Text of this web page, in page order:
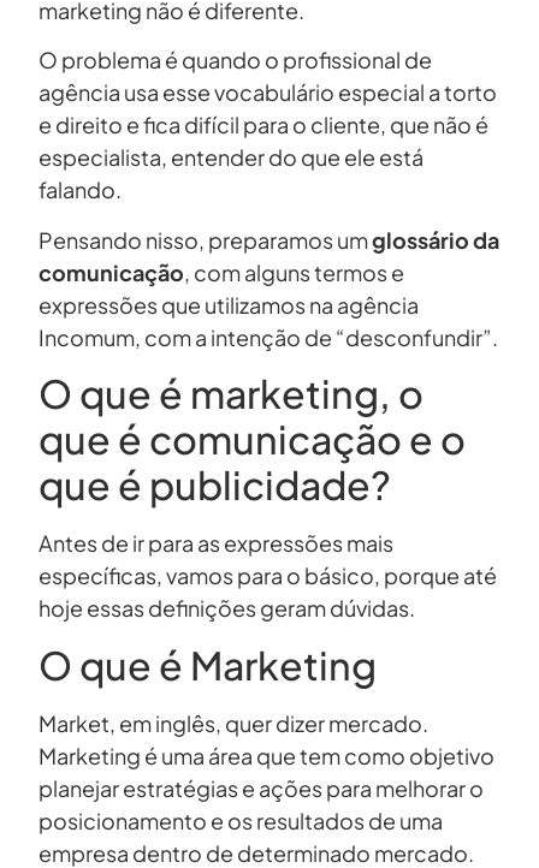
marketing não é diferente.
O problema é quando o profissional de
agência usa esse vocabulário especial a torto
e direito e fica difícil para o cliente, que não é
especialista, entender do que ele está
falando.
Pensando nisso, preparamos umglossário da
comunicação, com alguns termos e
expressões que utilizamos na agência
Incomum, com a intenção de “desconfundir”.
O que é marketing, o
que é comunicação e o
que é publicidade?
Antes de ir para as expressões mais
específicas, vamos para o básico, porque até
hoje essas definições geram dúvidas.
O que é Marketing
Market, em inglês, quer dizer mercado.
Marketing é uma área que tem como objetivo
planejar estratégias e ações para melhorar o
posicionamento e os resultados de uma
empresa dentro de determinado mercado.